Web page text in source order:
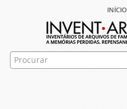
início